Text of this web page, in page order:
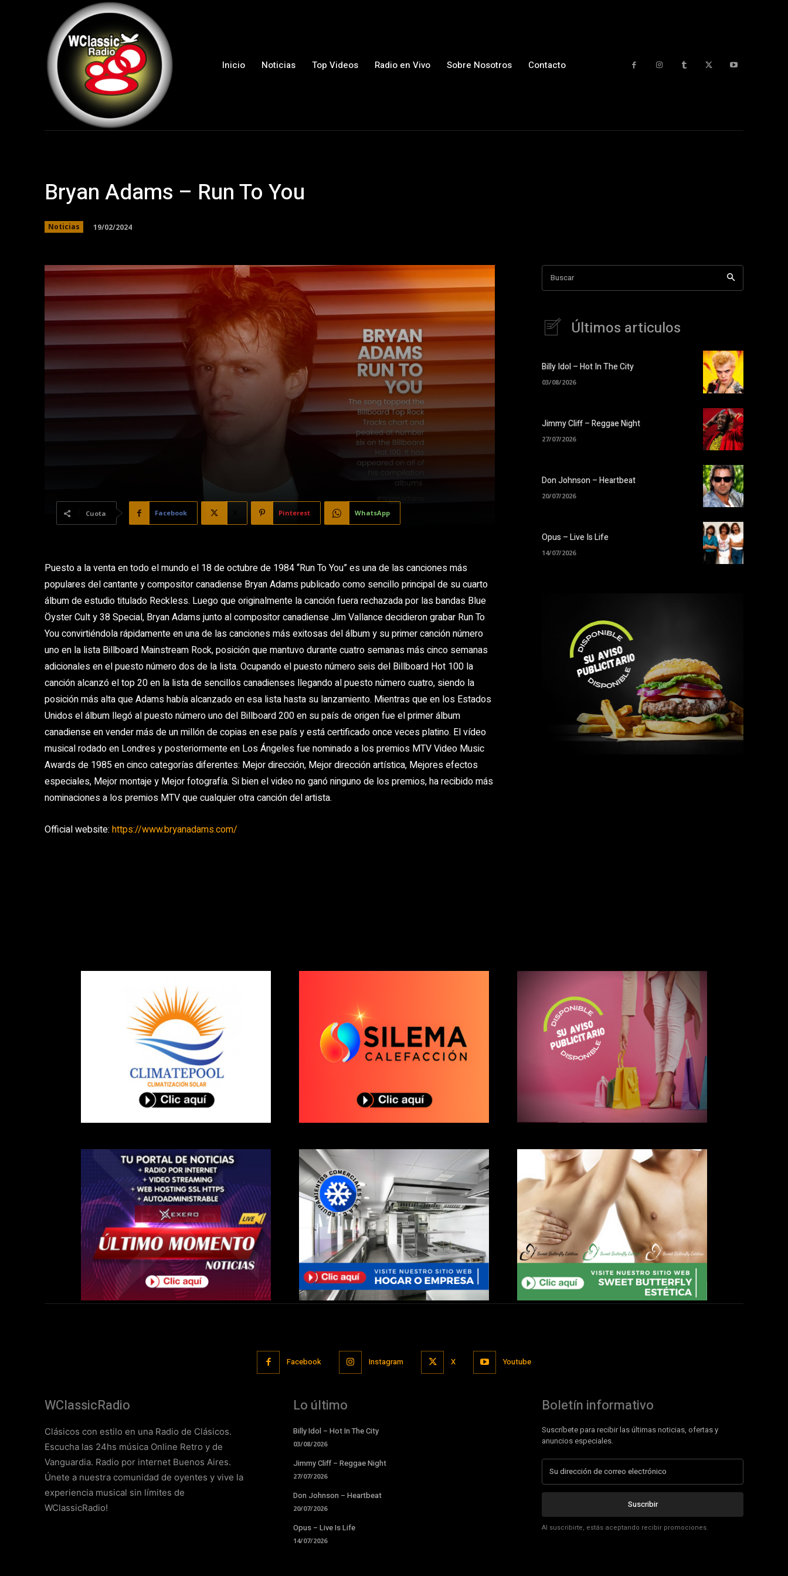
Inicio Noticias Top Videos Radio en Vivo Sobre Nosotros Contacto
Bryan Adams – Run To You
Noticias 19/02/2024
Cuota Facebook Pinterest WhatsApp
Puesto a la venta en todo el mundo el 18 de octubre de 1984 “Run To You” es una de las canciones más
populares del cantante y compositor canadiense Bryan Adams publicado como sencillo principal de su cuarto
álbum de estudio titulado Reckless. Luego que originalmente la canción fuera rechazada por las bandas Blue
Öyster Cult y 38 Special, Bryan Adams junto al compositor canadiense Jim Vallance decidieron grabar Run To
You convirtiéndola rápidamente en una de las canciones más exitosas del álbum y su primer canción número
uno en la lista Billboard Mainstream Rock, posición que mantuvo durante cuatro semanas más cinco semanas
adicionales en el puesto número dos de la lista. Ocupando el puesto número seis del Billboard Hot 100 la
canción alcanzó el top 20 en la lista de sencillos canadienses llegando al puesto número cuatro, siendo la
posición más alta que Adams había alcanzado en esa lista hasta su lanzamiento. Mientras que en los Estados
Unidos el álbum llegó al puesto número uno del Billboard 200 en su país de origen fue el primer álbum
canadiense en vender más de un millón de copias en ese país y está certificado once veces platino. El vídeo
musical rodado en Londres y posteriormente en Los Ángeles fue nominado a los premios MTV Video Music
Awards de 1985 en cinco categorías diferentes: Mejor dirección, Mejor dirección artística, Mejores efectos
especiales, Mejor montaje y Mejor fotografía. Si bien el video no ganó ninguno de los premios, ha recibido más
nominaciones a los premios MTV que cualquier otra canción del artista.
Official website: https://www.bryanadams.com/
Buscar
Últimos articulos
Billy Idol – Hot In The City
03/08/2026
Jimmy Cliff – Reggae Night
27/07/2026
Don Johnson – Heartbeat
20/07/2026
Opus – Live Is Life
14/07/2026
Facebook Instagram X Youtube
WClassicRadio
Clásicos con estilo en una Radio de Clásicos.
Escucha las 24hs música Online Retro y de
Vanguardia. Radio por internet Buenos Aires.
Únete a nuestra comunidad de oyentes y vive la
experiencia musical sin límites de
WClassicRadio!
Lo último
Billy Idol – Hot In The City
03/08/2026
Jimmy Cliff – Reggae Night
27/07/2026
Don Johnson – Heartbeat
20/07/2026
Opus – Live Is Life
14/07/2026
Boletín informativo
Suscríbete para recibir las últimas noticias, ofertas y
anuncios especiales.
Suscribir
Al suscribirte, estás aceptando recibir promociones.